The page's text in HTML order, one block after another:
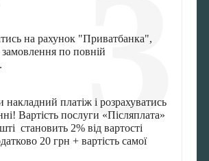
3
на рахунок "Приватбанка",
по повній
платіж і розрахуватись
Вартість послуги «Післяплата»
становить 2% від вартості
20 грн + вартість самої